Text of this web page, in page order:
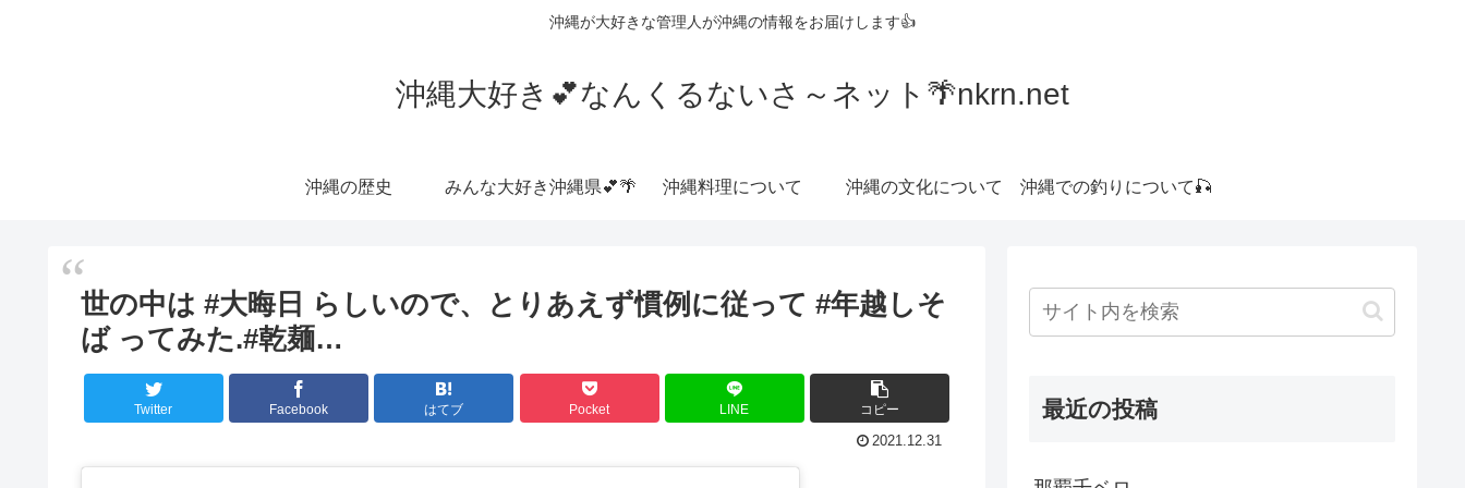
沖縄が大好きな管理人が沖縄の情報をお届けします👍
沖縄大好き💕なんくるないさ～ネット🌴nkrn.net
沖縄の歴史 みんな大好き沖縄県💕🌴 沖縄料理について 沖縄の文化について 沖縄での釣りについて🎣
世の中は #大晦日 らしいので、とりあえず慣例に従って #年越しそ
ば ってみた.#乾麺…
Twitter Facebook はてブ Pocket LINE コピー
2021.12.31
最近の投稿